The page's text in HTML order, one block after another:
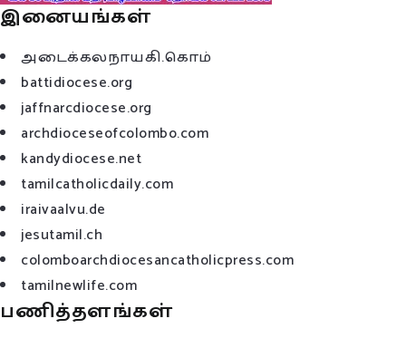
இனையங்கள்
அடைக்கலநாயகி.கொம்
battidiocese.org
jaffnarcdiocese.org
archdioceseofcolombo.com
kandydiocese.net
tamilcatholicdaily.com
iraivaalvu.de
jesutamil.ch
colomboarchdiocesancatholicpress.com
tamilnewlife.com
பணித்தளங்கள்